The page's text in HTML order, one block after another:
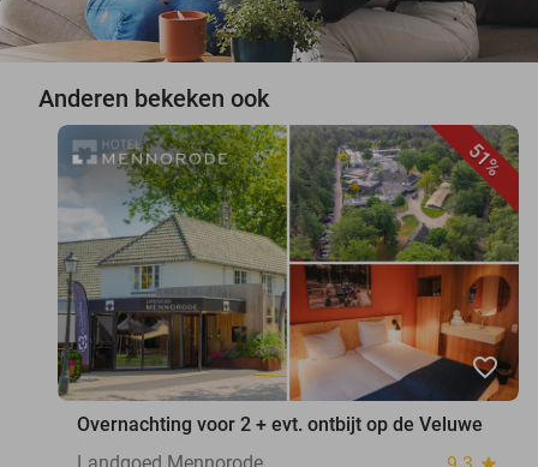
Anderen bekeken ook
51%
favorite_border
Overnachting voor 2 + evt. ontbijt op de Veluwe